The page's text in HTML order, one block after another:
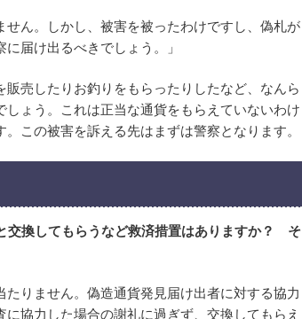
ん。しかし、被害を被ったわけですし、偽札が
届け出るべきでしょう。」
売したりお釣りをもらったりしたなど、なんら
ょう。これは正当な通貨をもらえていないわけ
この被害を訴える先はまずは警察となります。
交換してもらうなど救済措置はありますか？ そ
りません。偽造通貨発見届け出者に対する協力
協力した場合の謝礼に過ぎず、交換してもらえ